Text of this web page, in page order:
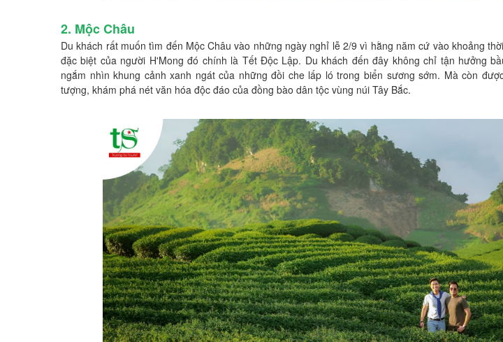
2. Mộc Châu
Du khách rất muốn tìm đến Mộc Châu vào những ngày nghỉ lễ 2/9 vì hằng năm cứ vào khoảng
đặc biệt của người H'Mong đó chính là Tết Độc Lập. Du khách đến đây không chỉ tận hưởng
ngắm nhìn khung cảnh xanh ngát của những đồi che lấp ló trong biển sương sớm. Mà còn
tượng, khám phá nét văn hóa độc đáo của đồng bào dân tộc vùng núi Tây Bắc.